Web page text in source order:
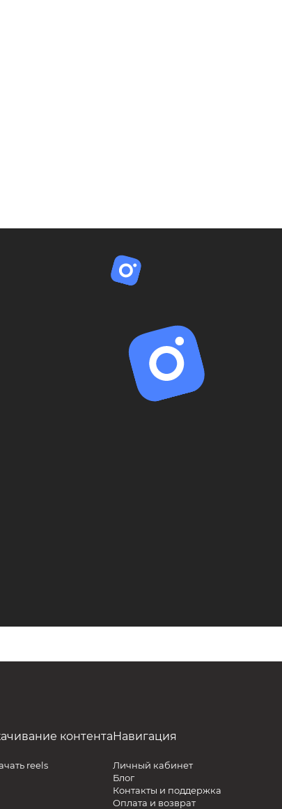
контента
reels
Навигация
Личный кабинет
Блог
Контакты и поддержка
Оплата и возврат